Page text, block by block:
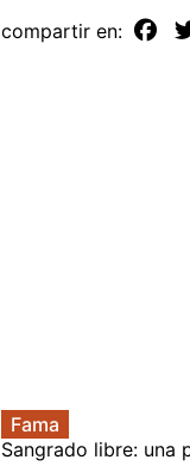
compartir en:
Fama
Sangrado libre: una